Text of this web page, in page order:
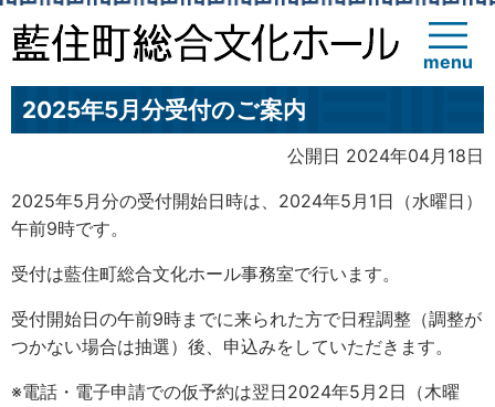
menu
2025年5月分受付のご案内
公開日 2024年04月18日
2025年5月分の受付開始日時は、2024年5月1日（水曜日）
午前9時です。
受付は藍住町総合文化ホール事務室で行います。
受付開始日の午前9時までに来られた方で日程調整（調整が
つかない場合は抽選）後、申込みをしていただきます。
※電話・電子申請での仮予約は翌日2024年5月2日（木曜